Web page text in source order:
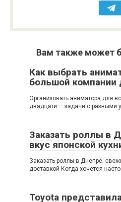
Вам также может
Как выбрать
большой компании
Организовать аниматора для
двадцати — задачи с разными
Заказать роллы в
вкус японской
Заказать роллы в Днепре:
доставкой Когда хочется
Toyota